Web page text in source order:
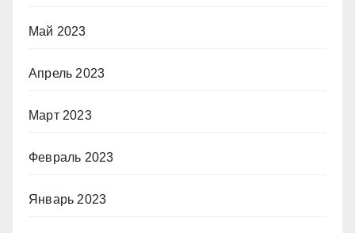
Май 2023
Апрель 2023
Март 2023
Февраль 2023
Январь 2023